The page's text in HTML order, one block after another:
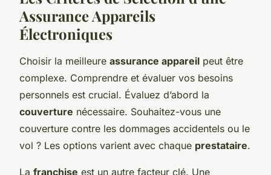
Assurance Appareils
Électroniques
Choisir la meilleure assurance appareil peut être
complexe. Comprendre et évaluer vos besoins
personnels est crucial. Évaluez d’abord la
couverture nécessaire. Souhaitez-vous une
couverture contre les dommages accidentels ou le
vol ? Les options varient avec chaque prestataire.
La franchise est un autre facteur clé. Une